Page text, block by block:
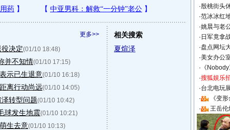
更多>>
决定(01/10 18:48)
并不知情(01/10 17:15)
示已生退意(01/10 16:18)
离行动尚远(01/10 14:05)
转型问题(01/10 10:42)
球发生地震(01/10 10:21)
生去意(01/10 10:13)
相关搜索
夏煊泽
·殷桃街头
·范冰冰红
·姚晨与老
· 日军竟拿
·盘点网坛
·美女办公
· 《
·搜狐娱乐
·台北电玩
·
《变
·
王岳伦